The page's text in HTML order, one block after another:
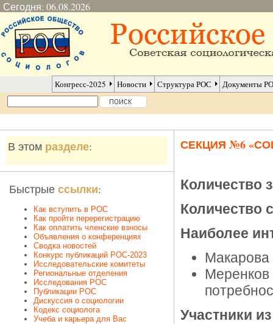
Сегодня: 06.08.2026
Конгресс-2025 Новости Структура РОС Документы
В этом разделе:
Быстрые ссылки:
Как вступить в РОС
Как пройти перерегистрацию
Как оплатить членские взносы
Объявления о конференциях
Сводка новостей
Конкурс публикаций РОС-2023
Исследовательские комитеты
Региональные отделения
Исследования РОС
Публикации РОС
Дискуссия о социологии
Кодекс социолога
Учеба и карьера для Вас
СЕКЦИЯ №6
Количество
Количество
Наиболее
Участники